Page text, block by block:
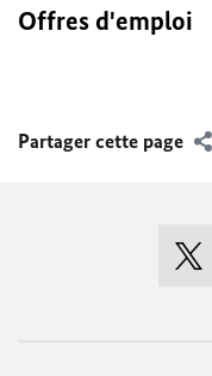
Offres d'emploi
Partager cette page